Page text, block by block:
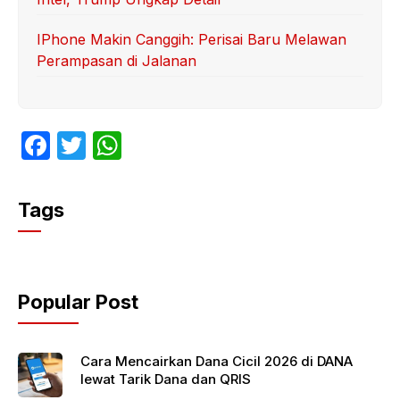
IPhone Makin Canggih: Perisai Baru Melawan
Perampasan di Jalanan
F
c
e
o
o
k
T
p
p
Tags
Popular Post
Cara Mencairkan Dana Cicil 2026 di DANA
lewat Tarik Dana dan QRIS